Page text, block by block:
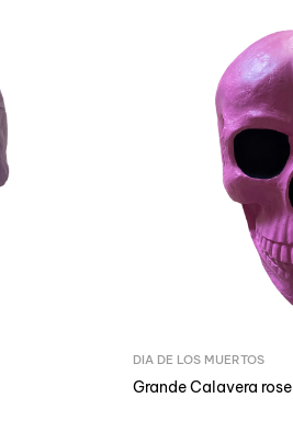
DIA DE LOS MUERTOS
Grande Calavera rose